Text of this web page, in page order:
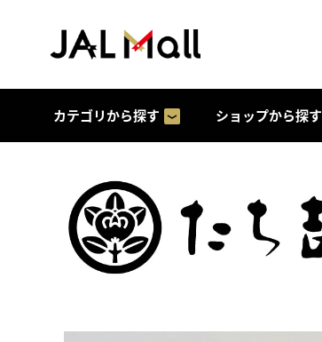
カテゴリから探す ショップから探す